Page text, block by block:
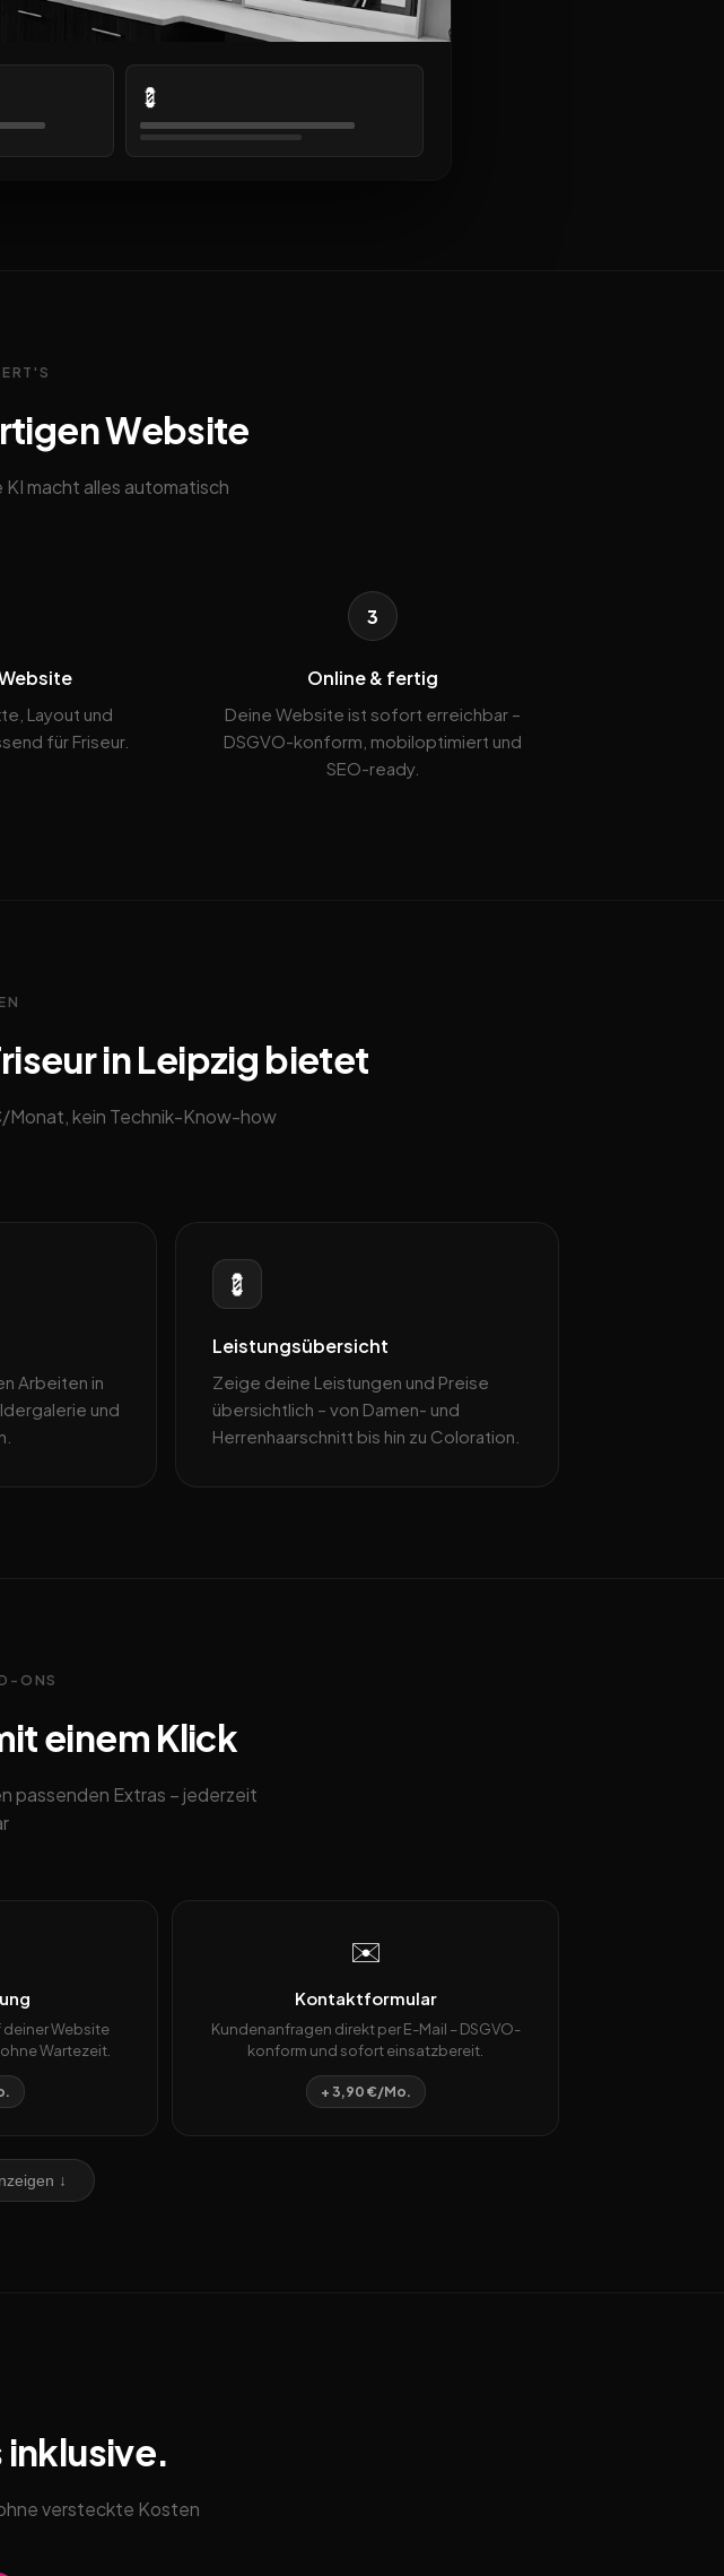
💈
Website
KI macht alles automatisch
Layout und
für Friseur.
3
Online & fertig
Deine Website ist sofort erreichbar –
DSGVO-konform, mobiloptimiert und
SEO-ready.
in Leipzig bietet
Monat, kein Technik-Know-how
Arbeiten in
und
💈
Leistungsübersicht
Zeige deine Leistungen und Preise
übersichtlich – von Damen- und
Herrenhaarschnitt bis hin zu Coloration.
ONS
einem Klick
passenden Extras – jederzeit
Website
Wartezeit.
✉️
Kontaktformular
Kundenanfragen direkt per E-Mail – DSGVO-
konform und sofort einsatzbereit.
+ 3,90 €/Mo.
↓
inklusive.
versteckte Kosten